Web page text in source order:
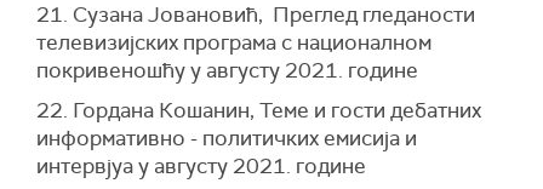
21. Сузана Јовановић, Преглед гледаности
телевизијских програма с националном
покривеношћу у августу 2021. године
22. Гордана Кошанин, Теме и гости дебатних
информативно - политичких емисија и
интервјуа у августу 2021. године